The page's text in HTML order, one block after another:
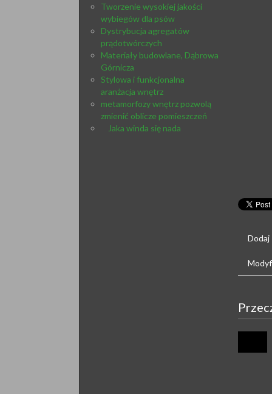
Tworzenie wysokiej jakości
wybiegów dla psów
Dystrybucja agregatów
prądotwórczych
Materiały budowlane, Dąbrowa
Górnicza
Stylowa i funkcjonalna
aranżacja wnętrz
metamorfozy wnętrz pozwolą
zmienić oblicze pomieszczeń
Jaka winda się nada
Dodaj